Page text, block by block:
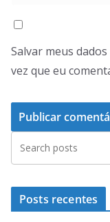
Salvar meus
vez que eu
Posts recentes